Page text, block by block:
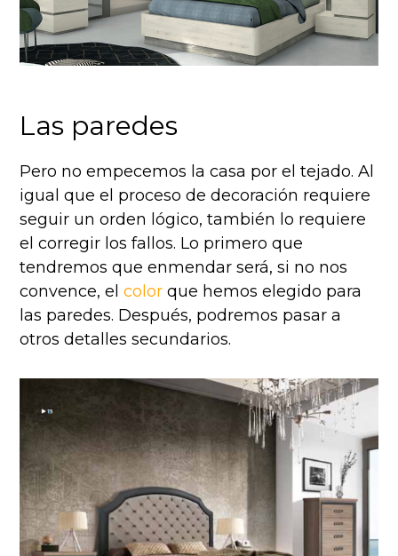
Las paredes
Pero no empecemos la casa por el tejado. Al
igual que el proceso de decoración requiere
seguir un orden lógico, también lo requiere
el corregir los fallos. Lo primero que
tendremos que enmendar será, si no nos
convence, elcolor que hemos elegido para
las paredes. Después, podremos pasar a
otros detalles secundarios.